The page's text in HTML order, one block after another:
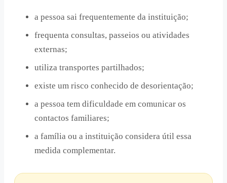
a pessoa sai frequentemente da instituição;
frequenta consultas, passeios ou atividades
externas;
utiliza transportes partilhados;
existe um risco conhecido de desorientação;
a pessoa tem dificuldade em comunicar os
contactos familiares;
a família ou a instituição considera útil essa
medida complementar.